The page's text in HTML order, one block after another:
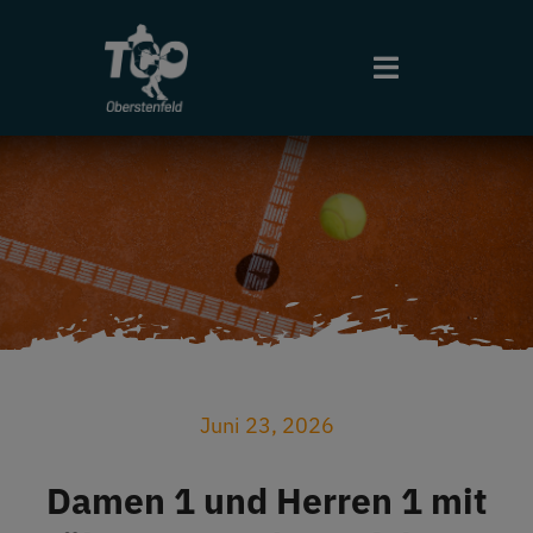
Toggle
Aktuelles
Ergebnisse
Juni 23, 2026
Damen 1 und Herren 1 mit